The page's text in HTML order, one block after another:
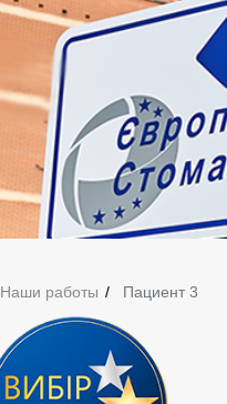
Наши работы Пациент 3